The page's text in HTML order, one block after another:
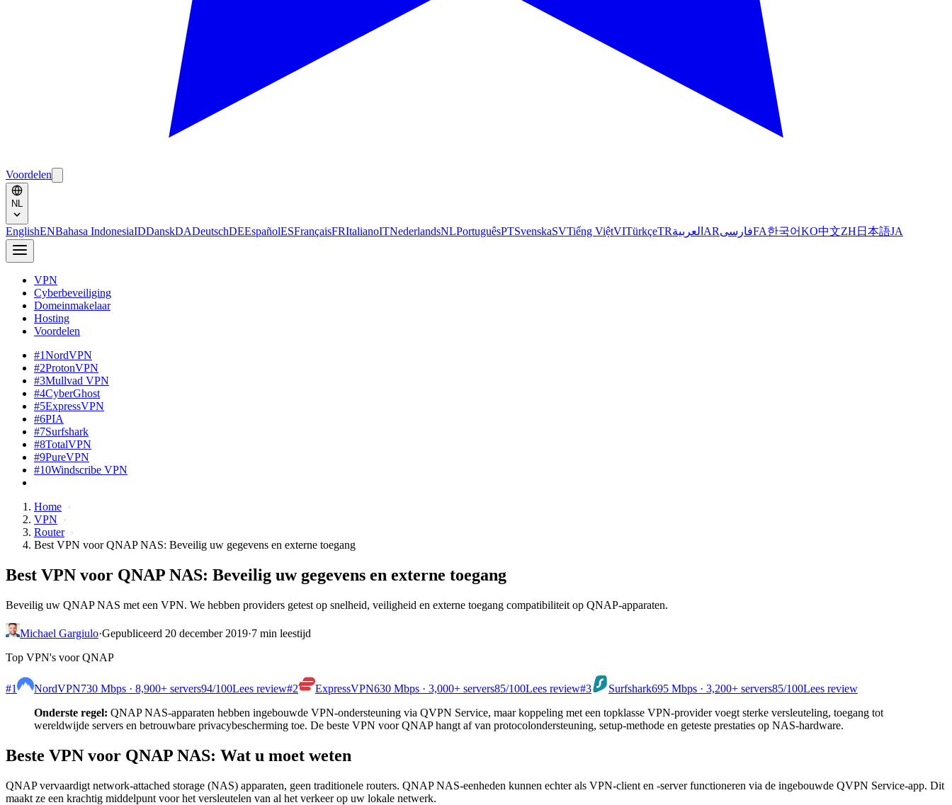
Voordelen
NL
EnglishENBahasa IndonesiaIDDanskDADeutschDEEspañolESFrançaisFRItalianoITNederlandsNLPortuguêsPTSvenskaSVTiếng ViệtVITürkçeTRالعربية ARفارسیFA한국어KO中文ZH 日本語JA
VPN
Cyberbeveiliging
Domeinmakelaar
Hosting
Voordelen
#1NordVPN
#2ProtonVPN
#3Mullvad VPN
#4CyberGhost
#5ExpressVPN
#6PIA
#7Surfshark
#8TotalVPN
#9PureVPN
#10Windscribe VPN
Home
VPN
Router
Best VPN voor QNAP NAS: Beveilig uw gegevens en externe toegang
Best VPN voor QNAP NAS: Beveilig uw gegevens en externe toegang
Beveilig uw QNAP NAS met een VPN. We hebben providers getest op snelheid, veiligheid en externe toegang compatibiliteit op QNAP-apparaten.
Michael Gargiulo·Gepubliceerd 20 december 2019·7 min leestijd
Top VPN's voor QNAP
#1 NordVPN730 Mbps · 8,900+ servers94/100Lees review#2 ExpressVPN630 Mbps · 3,000+ servers85/100Lees review#3 Surfshark695 Mbps · 3,200+ servers85/100Lees review
Onderste regel: QNAP NAS-apparaten hebben ingebouwde VPN-ondersteuning via QVPN Service, maar koppeling met een topklasse VPN-provider voegt sterke versleuteling, toegang tot
wereldwijde servers en betrouwbare privacybescherming toe. De beste VPN voor QNAP hangt af van protocolondersteuning, setup-methode en geteste prestaties op NAS-hardware.
Beste VPN voor QNAP NAS: Wat u moet weten
QNAP vervaardigt network-attached storage (NAS) apparaten, geen traditionele routers. QNAP NAS-eenheden kunnen echter als VPN-client en -server functioneren via de ingebouwde QVPN Service-app. Dit
maakt ze een krachtig middelpunt voor het versleutelen van al het verkeer op uw lokale netwerk.